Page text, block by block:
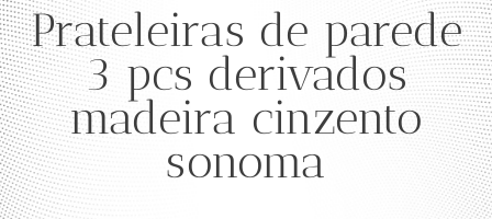
Prateleiras de parede
3 pcs derivados
madeira cinzento
sonoma